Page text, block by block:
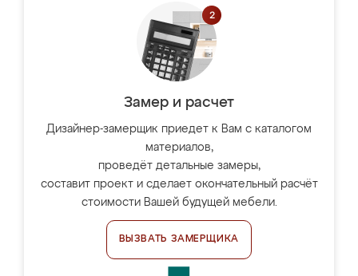
Замер и расчет
Дизайнер-замерщик приедет к Вам с каталогом
материалов,
проведёт детальные замеры,
составит проект и сделает окончательный расчёт
стоимости Вашей будущей мебели.
ВЫЗВАТЬ ЗАМЕРЩИКА